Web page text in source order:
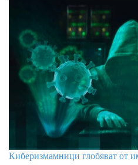
Киберизмамници глобяват от